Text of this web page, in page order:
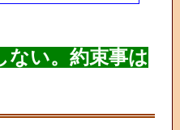
ない。約束事は